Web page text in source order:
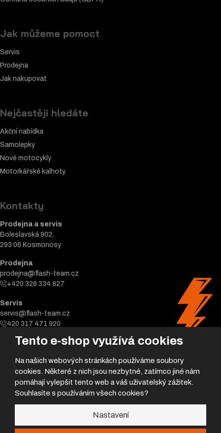
Tento e-shop využívá cookies
Na našich webových stránkách používáme soubory
cookies. Některé z nich jsou nezbytné, zatímco jiné nám
pomáhají vylepšit tento web a váš uživatelský zážitek.
Souhlasíte s používáním všech cookies?
Nastavení
Jak můžeme pomoct
Servis
Prodejna
Jak nakupovat
Nejčastěji hledáte
Akční nabídka
Samolepky
Nové motocykly
Motorkářské kalhoty
Kontakty
Prodejna a servis
Boleslavská 902,
293 06 Kosmonosy
Prodejna
prodejna@flash-team.cz
+420 326 334 827
Servis
servis@flash-team.cz
420 317 471 920